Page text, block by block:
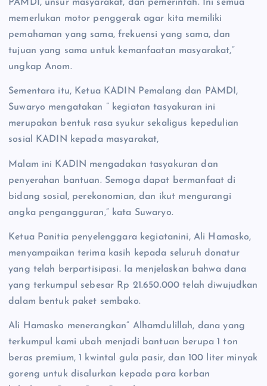
PAMDI, unsur masyarakat, dan pemerintah. Ini semua
memerlukan motor penggerak agar kita memiliki
pemahaman yang sama, frekuensi yang sama, dan
tujuan yang sama untuk kemanfaatan masyarakat,”
ungkap Anom.
Sementara itu, Ketua KADIN Pemalang dan PAMDI,
Suwaryo mengatakan ” kegiatan tasyakuran ini
merupakan bentuk rasa syukur sekaligus kepedulian
sosial KADIN kepada masyarakat,
Malam ini KADIN mengadakan tasyakuran dan
penyerahan bantuan. Semoga dapat bermanfaat di
bidang sosial, perekonomian, dan ikut mengurangi
angka pengangguran,” kata Suwaryo.
Ketua Panitia penyelenggara kegiatanini, Ali Hamasko,
menyampaikan terima kasih kepada seluruh donatur
yang telah berpartisipasi. Ia menjelaskan bahwa dana
yang terkumpul sebesar Rp 21.650.000 telah diwujudkan
dalam bentuk paket sembako.
Ali Hamasko menerangkan” Alhamdulillah, dana yang
terkumpul kami ubah menjadi bantuan berupa 1 ton
beras premium, 1 kwintal gula pasir, dan 100 liter minyak
goreng untuk disalurkan kepada para korban